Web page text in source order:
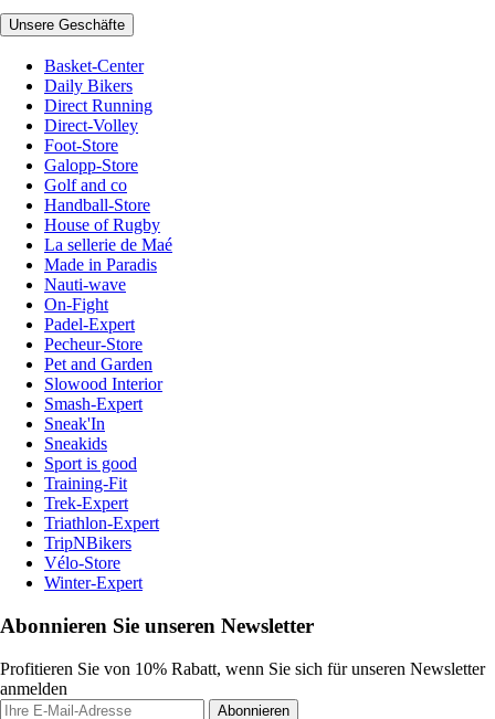
Unsere Geschäfte
Basket-Center
Daily Bikers
Direct Running
Direct-Volley
Foot-Store
Galopp-Store
Golf and co
Handball-Store
House of Rugby
La sellerie de Maé
Made in Paradis
Nauti-wave
On-Fight
Padel-Expert
Pecheur-Store
Pet and Garden
Slowood Interior
Smash-Expert
Sneak'In
Sneakids
Sport is good
Training-Fit
Trek-Expert
Triathlon-Expert
TripNBikers
Vélo-Store
Winter-Expert
Abonnieren Sie unseren Newsletter
Profitieren Sie von 10% Rabatt, wenn Sie sich für unseren Newsletter
anmelden
Abonnieren